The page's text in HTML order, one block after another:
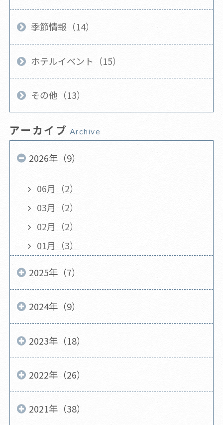
季節情報（14）
ホテルイベント（15）
その他（13）
アーカイブ Archive
2026年（9）
06月（2）
03月（2）
02月（2）
01月（3）
2025年（7）
2024年（9）
2023年（18）
2022年（26）
2021年（38）